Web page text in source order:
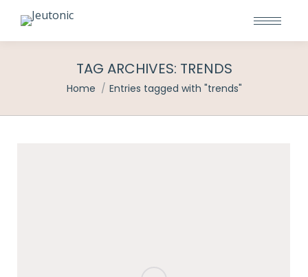
TAG ARCHIVES: TRENDS
You are here:
Home Entries tagged with "trends"